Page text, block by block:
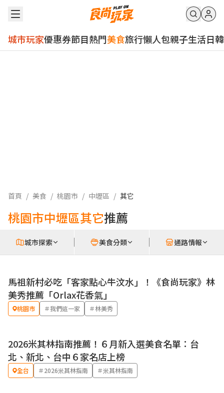
城市玩家優惠券節目熱門美食旅行懶人包親子生活日韓
首頁 / 美食 / 桃園市 / 中壢區 / 其它
桃園市中壢區其它推薦
城市探索 美食分類 通路情報
馬祖新村必吃「客家點心牛汶水」！《食尚玩家》林
美秀推薦「Orlax花香氣」
桃園市 ＃我們這一家 ＃林美秀
2026米其林指南推薦！６月新入選美食名單：台
北、新北、台中６家名店上榜
全台 ＃2026米其林指南 ＃米其林指南